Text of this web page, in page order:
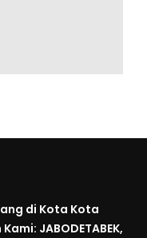
di Kota Kota
JABODETABEK,